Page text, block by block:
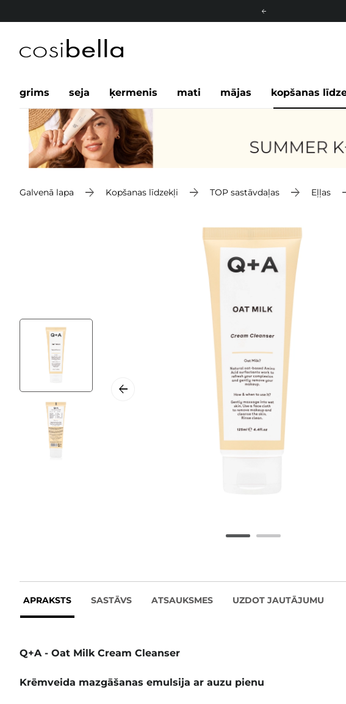
grims seja ķermenis mati mājas kopšanas
Galvenā lapa Kopšanas līdzekļi TOP sastāvdaļas Eļļas
APRAKSTS SASTĀVS ATSAUKSMES UZDOT JAUTĀJUMU
Q+A - Oat Milk Cream Cleanser
Krēmveida mazgāšanas emulsija ar auzu pienu